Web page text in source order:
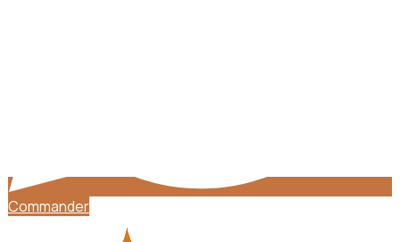
Commander